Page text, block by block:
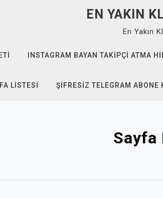
EN YAKIN
En Yakın
INSTAGRAM BAYAN TAKIPÇI ATMA
LISTESI ŞIFRESIZ TELEGRAM ABONE
Sayfa